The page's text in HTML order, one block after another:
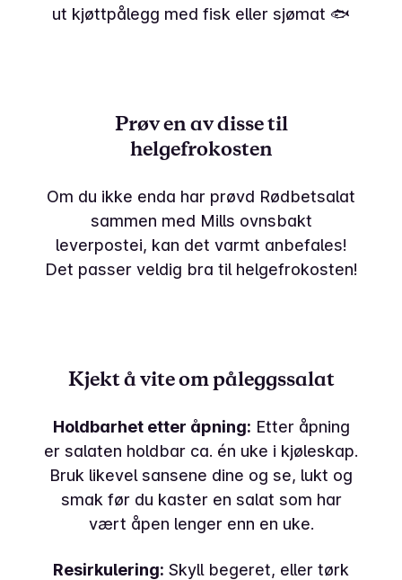
ut kjøttpålegg med fisk eller sjømat 🐟
Prøv en av disse til
helgefrokosten
Om du ikke enda har prøvd Rødbetsalat
sammen med Mills ovnsbakt
leverpostei, kan det varmt anbefales!
Det passer veldig bra til helgefrokosten!
Kjekt å vite om påleggssalat
Holdbarhet etter åpning: Etter åpning
er salaten holdbar ca. én uke i kjøleskap.
Bruk likevel sansene dine og se, lukt og
smak før du kaster en salat som har
vært åpen lenger enn en uke.
Resirkulering: Skyll begeret, eller tørk